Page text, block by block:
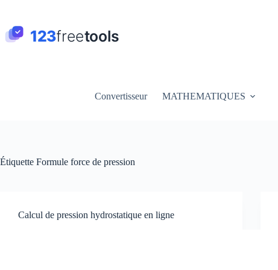
contenu
Convertisseur MATHEMATIQUES
Étiquette Formule force de pression
Calcul de pression hydrostatique en ligne